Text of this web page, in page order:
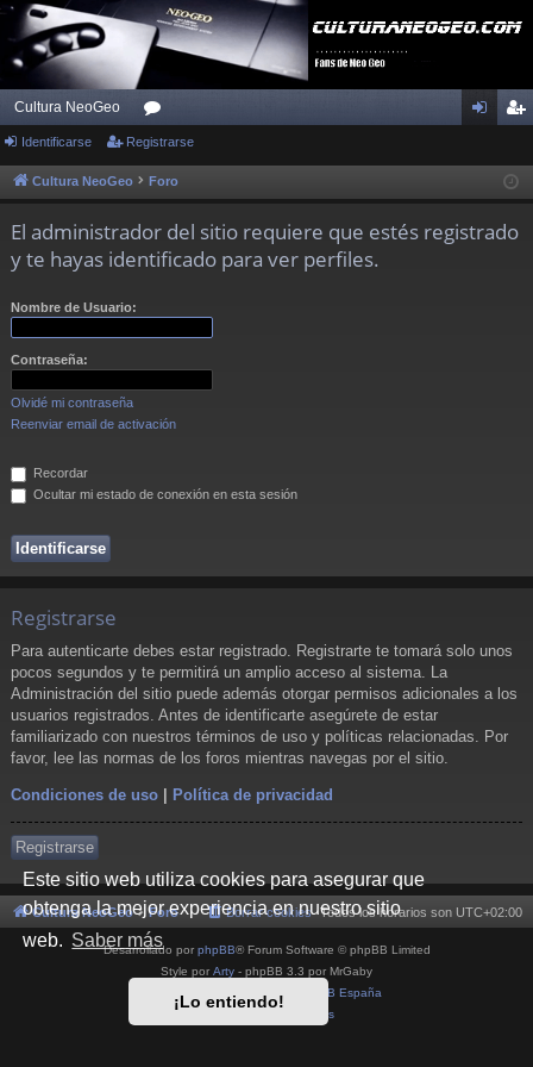
Este sitio web utiliza cookies para asegurar que
obtenga la mejor experiencia en nuestro sitio
web. Saber más
¡Lo entiendo!
Cultura NeoGeo
or
os ist
Identificarse Registrarse
Cultura NeoGeo Foro
El administrador del sitio requiere que estés registrado
y te hayas identificado para ver perfiles.
Nombre de Usuario:
Contraseña:
Olvidé mi contraseña
Reenviar email de activación
Recordar
Ocultar mi estado de conexión en esta sesión
Registrarse
Para autenticarte debes estar registrado. Registrarte te tomará solo unos
pocos segundos y te permitirá un amplio acceso al sistema. La
Administración del sitio puede además otorgar permisos adicionales a los
usuarios registrados. Antes de identificarte asegúrete de estar
familiarizado con nuestros términos de uso y políticas relacionadas. Por
favor, lee las normas de los foros mientras navegas por el sitio.
Condiciones de uso Política de privacidad
Registrarse
Cultura NeoGeo Foro Todos los horarios son UTC+02:00
Borrar cookies
Desarrollado por phpBB® Forum Software © phpBB Limited
Style por Arty - phpBB 3.3 por MrGaby
phpBB España
Condiciones